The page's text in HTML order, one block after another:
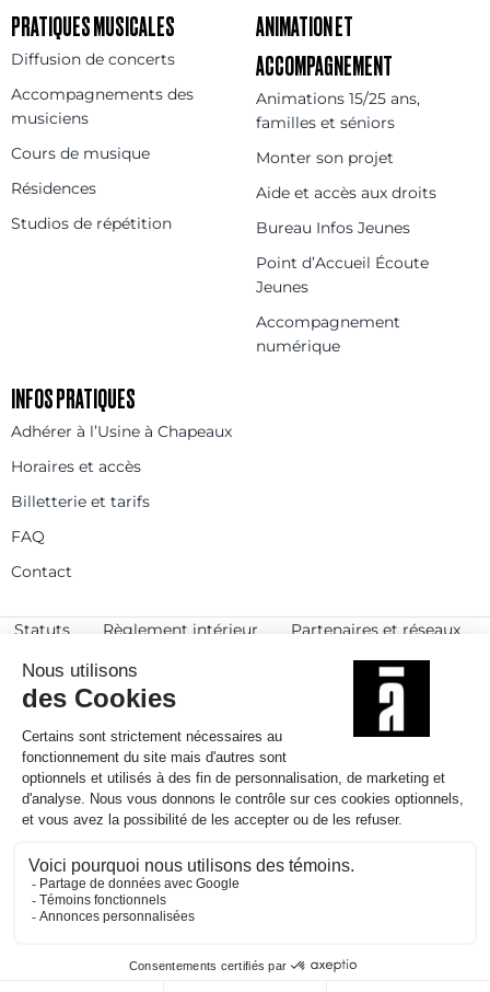
PRATIQUES MUSICALES
Diffusion de concerts
Accompagnements des
musiciens
Cours de musique
Résidences
Studios de répétition
ANIMATION ET
ACCOMPAGNEMENT
Animations 15/25 ans,
familles et séniors
Monter son projet
Aide et accès aux droits
Bureau Infos Jeunes
Point d’Accueil Écoute
Jeunes
Accompagnement
numérique
INFOS PRATIQUES
Adhérer à l’Usine à Chapeaux
Horaires et accès
Billetterie et tarifs
FAQ
Contact
Statuts Règlement intérieur
Partenaires et réseaux
© 2025
Politique de confidentialité
Mentions légales et crédits